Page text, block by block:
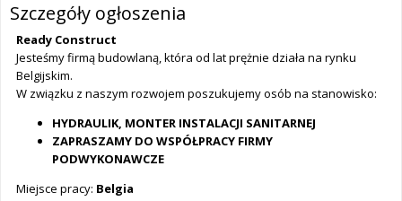
Szczegóły ogłoszenia
Ready Construct
Jesteśmy firmą budowlaną, która od lat prężnie działa na rynku
Belgijskim.
W związku z naszym rozwojem poszukujemy osób na stanowisko:
HYDRAULIK, MONTER INSTALACJI SANITARNEJ
ZAPRASZAMY DO WSPÓŁPRACY FIRMY
PODWYKONAWCZE
Miejsce pracy: Belgia